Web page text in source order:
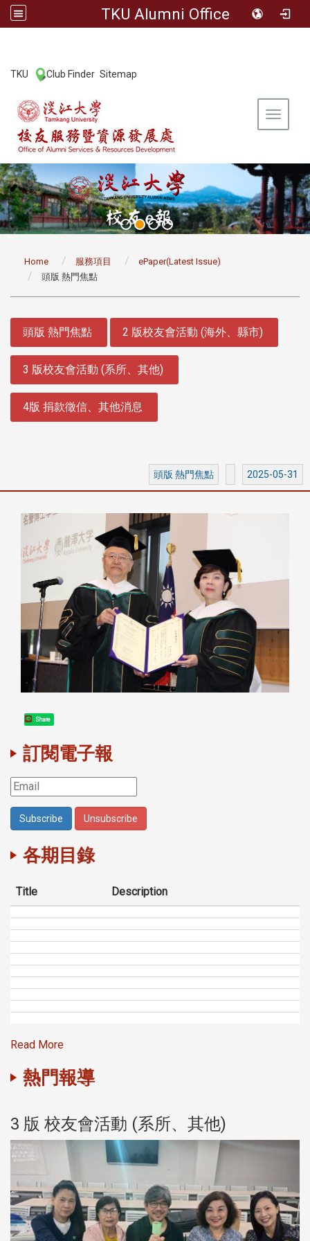
TKU Alumni Office
TKU Club Finder Sitemap
Toggle
Home 服務項目
ePaper(Latest Issue)
頭版 熱門焦點
頭版 熱門焦點 2 版校友會活動 (海外、縣市)
3 版校友會活動 (系所、其他)
4版 捐款徵信、其他消息
頭版 熱門焦點 2025-05-31
Share
訂閱電子報
各期目錄
Title Description
Read More
熱門報導
3 版 校友會活動 (系所、其他)